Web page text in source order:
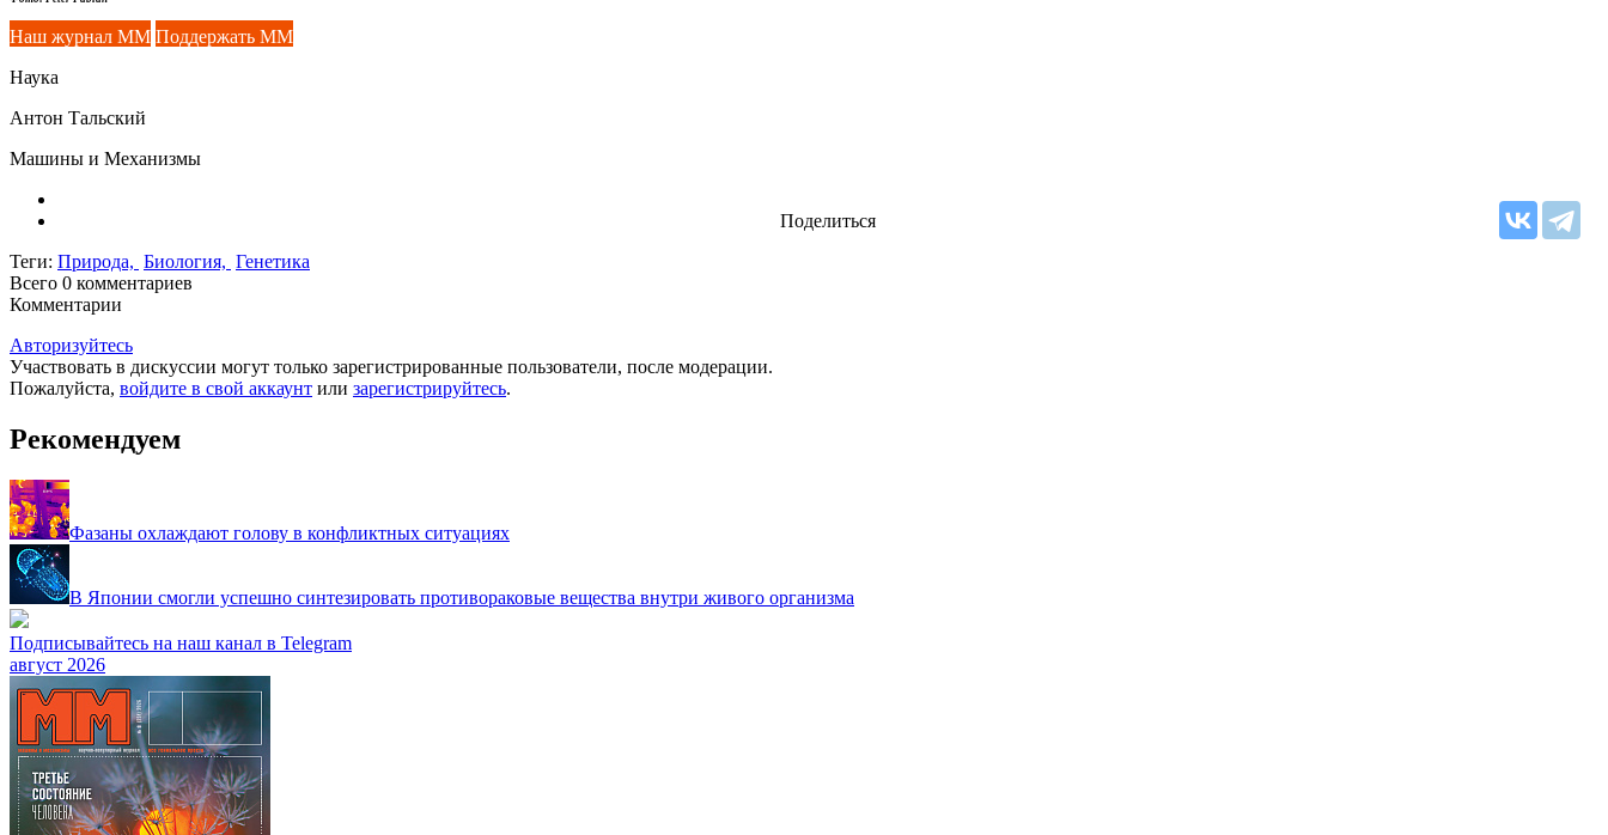
Наш журнал ММ Поддержать ММ
Наука
Антон Тальский
Машины и Механизмы
Поделиться
Теги: Природа, Биология, Генетика
Всего 0 комментариев
Комментарии
Авторизуйтесь
Участвовать в дискуссии могут только зарегистрированные пользователи, после модерации.
Пожалуйста, войдите в свой аккаунт или зарегистрируйтесь.
Рекомендуем
Фазаны охлаждают голову в конфликтных ситуациях
В Японии смогли успешно синтезировать противораковые вещества внутри живого организма
Подписывайтесь на наш канал в Telegram
август 2026